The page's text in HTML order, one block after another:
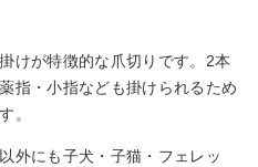
けが特徴的な爪切りです。2本
指・小指なども掛けられるため
。
外にも子犬・子猫・フェレッ